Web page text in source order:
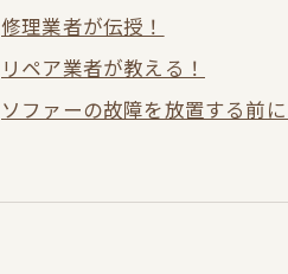
修理業者が伝授！
リペア業者が教える！
ソファーの故障を放置する前に